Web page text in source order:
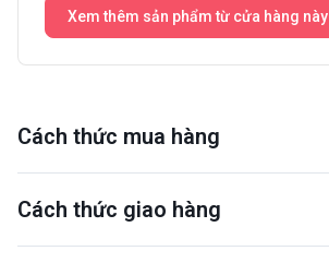
Xem thêm sản phẩm từ cửa hàng này
Cách thức mua hàng
Cách thức giao hàng